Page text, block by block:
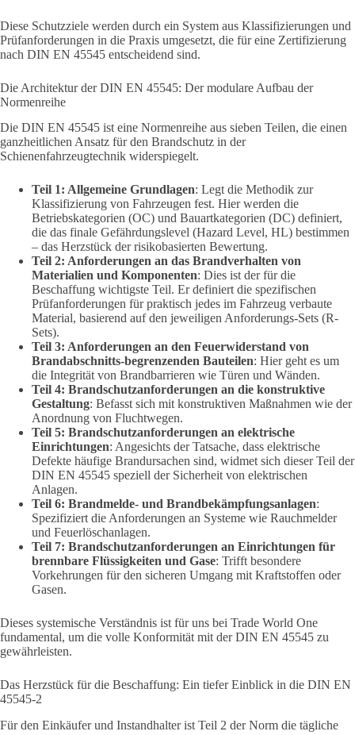
Diese Schutzziele werden durch ein System aus Klassifizierungen und
Prüfanforderungen in die Praxis umgesetzt, die für eine Zertifizierung
nach DIN EN 45545 entscheidend sind.
Die Architektur der DIN EN 45545: Der modulare Aufbau der
Normenreihe
Die DIN EN 45545 ist eine Normenreihe aus sieben Teilen, die einen
ganzheitlichen Ansatz für den Brandschutz in der
Schienenfahrzeugtechnik widerspiegelt.
Teil 1: Allgemeine Grundlagen: Legt die Methodik zur
Klassifizierung von Fahrzeugen fest. Hier werden die
Betriebskategorien (OC) und Bauartkategorien (DC) definiert,
die das finale Gefährdungslevel (Hazard Level, HL) bestimmen
– das Herzstück der risikobasierten Bewertung.
Teil 2: Anforderungen an das Brandverhalten von
Materialien und Komponenten: Dies ist der für die
Beschaffung wichtigste Teil. Er definiert die spezifischen
Prüfanforderungen für praktisch jedes im Fahrzeug verbaute
Material, basierend auf den jeweiligen Anforderungs-Sets (R-
Sets).
Teil 3: Anforderungen an den Feuerwiderstand von
Brandabschnitts-begrenzenden Bauteilen: Hier geht es um
die Integrität von Brandbarrieren wie Türen und Wänden.
Teil 4: Brandschutzanforderungen an die konstruktive
Gestaltung: Befasst sich mit konstruktiven Maßnahmen wie der
Anordnung von Fluchtwegen.
Teil 5: Brandschutzanforderungen an elektrische
Einrichtungen: Angesichts der Tatsache, dass elektrische
Defekte häufige Brandursachen sind, widmet sich dieser Teil der
DIN EN 45545 speziell der Sicherheit von elektrischen
Anlagen.
Teil 6: Brandmelde- und Brandbekämpfungsanlagen:
Spezifiziert die Anforderungen an Systeme wie Rauchmelder
und Feuerlöschanlagen.
Teil 7: Brandschutzanforderungen an Einrichtungen für
brennbare Flüssigkeiten und Gase: Trifft besondere
Vorkehrungen für den sicheren Umgang mit Kraftstoffen oder
Gasen.
Dieses systemische Verständnis ist für uns bei Trade World One
fundamental, um die volle Konformität mit der DIN EN 45545 zu
gewährleisten.
Das Herzstück für die Beschaffung: Ein tiefer Einblick in die DIN EN
45545-2
Für den Einkäufer und Instandhalter ist Teil 2 der Norm die tägliche